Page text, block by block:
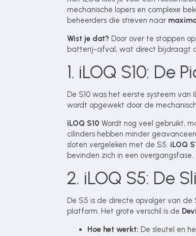
mechanische lopers en complexe
beheerders die streven naar
Wist je dat? Door over te stappen
batterij-afval, wat direct bijdraagt
1. iLOQ S10: De
De S10 was het eerste systeem van
wordt opgewekt door de
iLOQ S10 Wordt nog veel gebruikt,
cilinders hebben minder
sloten vergeleken met de S5. iLOQ
bevinden zich in een
2. iLOQ S5: De
De S5 is de directe opvolger van
platform. Het grote verschil is de
Hoe het werkt: De sleutel en